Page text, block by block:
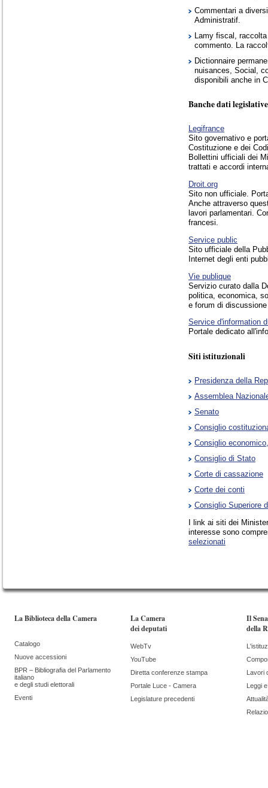
Commentari a
Administratif.
Lamy fiscal,
commento. La
Dictionnaire
nuisances, Social,
disponibili anche in
Banche dati
Legifrance
Sito governativo e
Costituzione e dei
Bollettini ufficiali dei
trattati e accordi
Droit.org
Sito non ufficiale.
Anche attraverso
lavori parlamentari.
francesi.
Service public
Sito ufficiale della
Internet degli enti
Vie publique
Servizio curato dalla
politica, economica,
e forum di
Service d'information
Portale dedicato
Siti istituzionali
Presidenza della
Assemblea
Senato
Consiglio
Consiglio
Consiglio di Stato
Corte di cassazione
Corte dei conti
Consiglio Superiore
I link ai siti dei
interesse sono
selezionati
La Biblioteca della Camera
Catalogo
Nuove accessioni
BPR – Bibliografia del Parlamento
italiano
e degli studi elettorali
Eventi
La Camera
dei deputati
WebTv
YouTube
Diretta conferenze stampa
Portale Luce - Camera
Legislature precedenti
Il
della
Lavori
Leggi